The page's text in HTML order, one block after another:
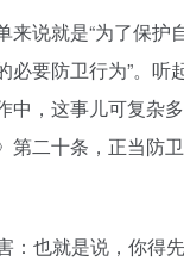
来说就是“为了保护
必要防卫行为”。听
中，这事儿可复杂
第二十条，正当防
：也就是说，你得